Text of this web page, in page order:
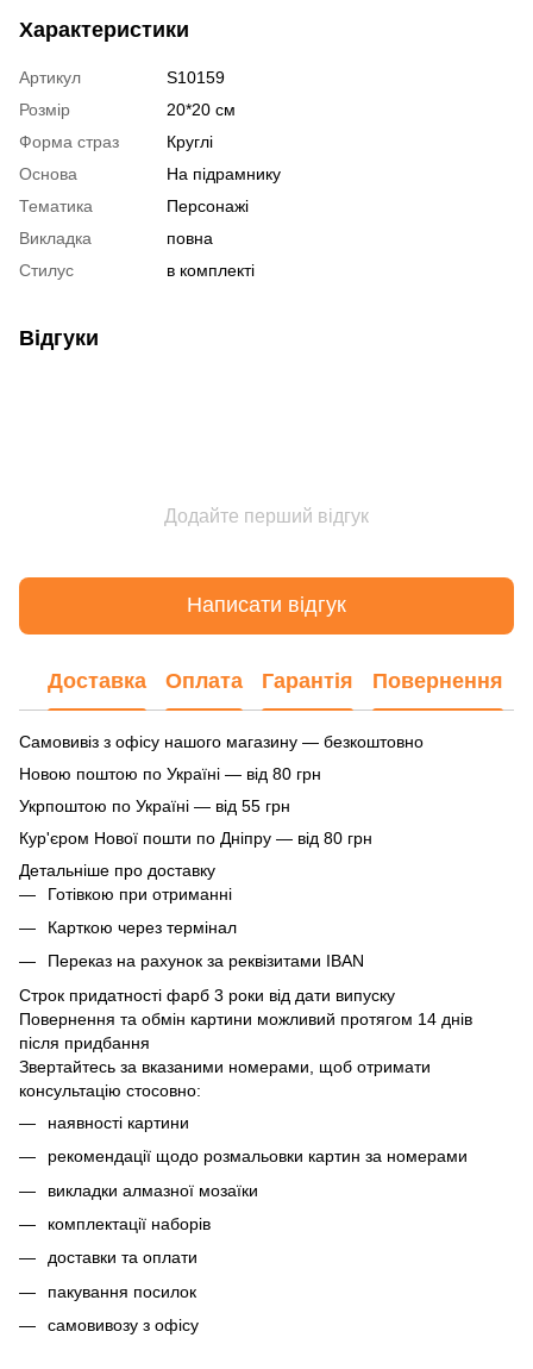
Характеристики
Артикул
S10159
Розмір
20*20 см
Форма страз
Круглі
Основа
На підрамнику
Тематика
Персонажі
Викладка
повна
Стилус
в комплекті
Відгуки
Додайте перший відгук
Написати відгук
Доставка Оплата Гарантія Повернення
Самовивіз з офісу нашого магазину — безкоштовно
Новою поштою по Україні — від 80 грн
Укрпоштою по Україні — від 55 грн
Кур'єром Нової пошти по Дніпру — від 80 грн
Детальніше про доставку
Готівкою при отриманні
Карткою через термінал
Переказ на рахунок за реквізитами IBAN
Строк придатності фарб 3 роки від дати випуску
Повернення та обмін картини можливий протягом 14 днів
після придбання
Звертайтесь за вказаними номерами, щоб отримати
консультацію стосовно:
наявності картини
рекомендації щодо розмальовки картин за номерами
викладки алмазної мозаїки
комплектації наборів
доставки та оплати
пакування посилок
самовивозу з офісу